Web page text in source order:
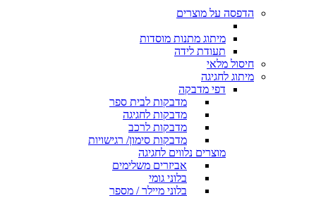
הדפסה על מוצרים
מיתוג מתנות מוסדות
תעודת לידה
חיסול מלאי
מיתוג לחגיגה
דפי מדבקה
מדבקות לבית ספר
מדבקות לחגיגה
מדבקות לרכב
מדבקות סימון/ רגישויות
מוצרים נלווים לחגיגה
אביזרים משלימים
בלוני גומי
בלוני מיילר / מספר